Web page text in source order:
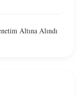
Altına Alındı